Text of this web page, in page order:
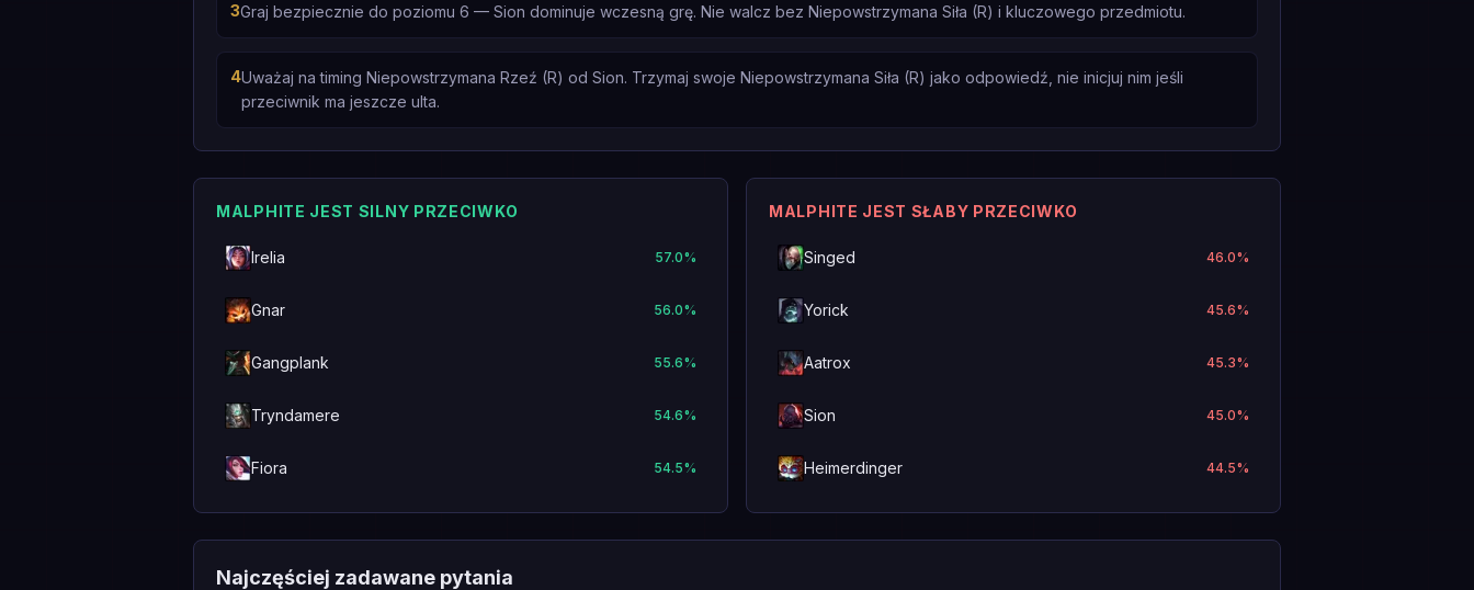
3Graj bezpiecznie do poziomu 6 — Sion dominuje wczesną grę. Nie walcz bez Niepowstrzymana Siła (R) i kluczowego przedmiotu.
4Uważaj na timing Niepowstrzymana Rzeź (R) od Sion. Trzymaj swoje Niepowstrzymana Siła (R) jako odpowiedź, nie inicjuj nim jeśli
przeciwnik ma jeszcze ulta.
MALPHITE JEST SILNY PRZECIWKO
Irelia 57.0%
Gnar 56.0%
Gangplank 55.6%
Tryndamere 54.6%
Fiora 54.5%
MALPHITE JEST SŁABY PRZECIWKO
Singed 46.0%
Yorick 45.6%
Aatrox 45.3%
Sion 45.0%
Heimerdinger 44.5%
Najczęściej zadawane pytania